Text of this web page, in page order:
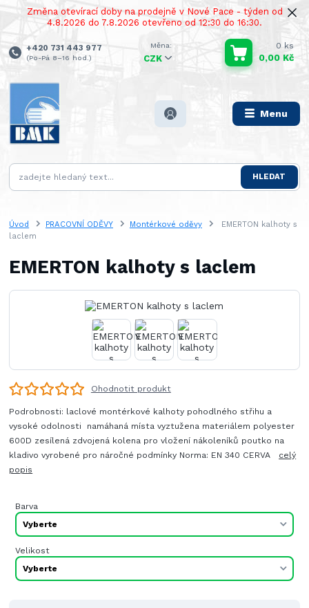
Změna otevírací doby na prodejně v Nové Pace - týden od
4.8.2026 do 7.8.2026 otevřeno od 12:30 do 16:30.
Menu
CZK
HLEDAT
+420 731 443 977
(Po-Pá 8–16 hod.)
0 ks
0,00 Kč
Úvod PRACOVNÍ ODĚVY Montérkové oděvy
EMERTON kalhoty s
laclem
EMERTON kalhoty s laclem
Ohodnotit produkt
Podrobnosti: laclové montérkové kalhoty pohodlného střihu a
vysoké odolnosti namáhaná místa vyztužena materiálem polyester
600D zesílená zdvojená kolena pro vložení nákoleníků poutko na
kladivo vyrobené pro náročné podmínky Norma: EN 340 CERVA celý
popis
Barva
Velikost